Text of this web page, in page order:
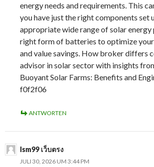
energy needs and requirements. This
you have just the right components set
appropriate wide range of solar energy
right form of batteries to optimize
and value savings. How broker differs
advisor in solar sector with insights
Buoyant Solar Farms: Benefits and
f0f2f06
ANTWORTEN
lsm99 เว็บตรง
JULI 30, 2026 UM 3:44 PM